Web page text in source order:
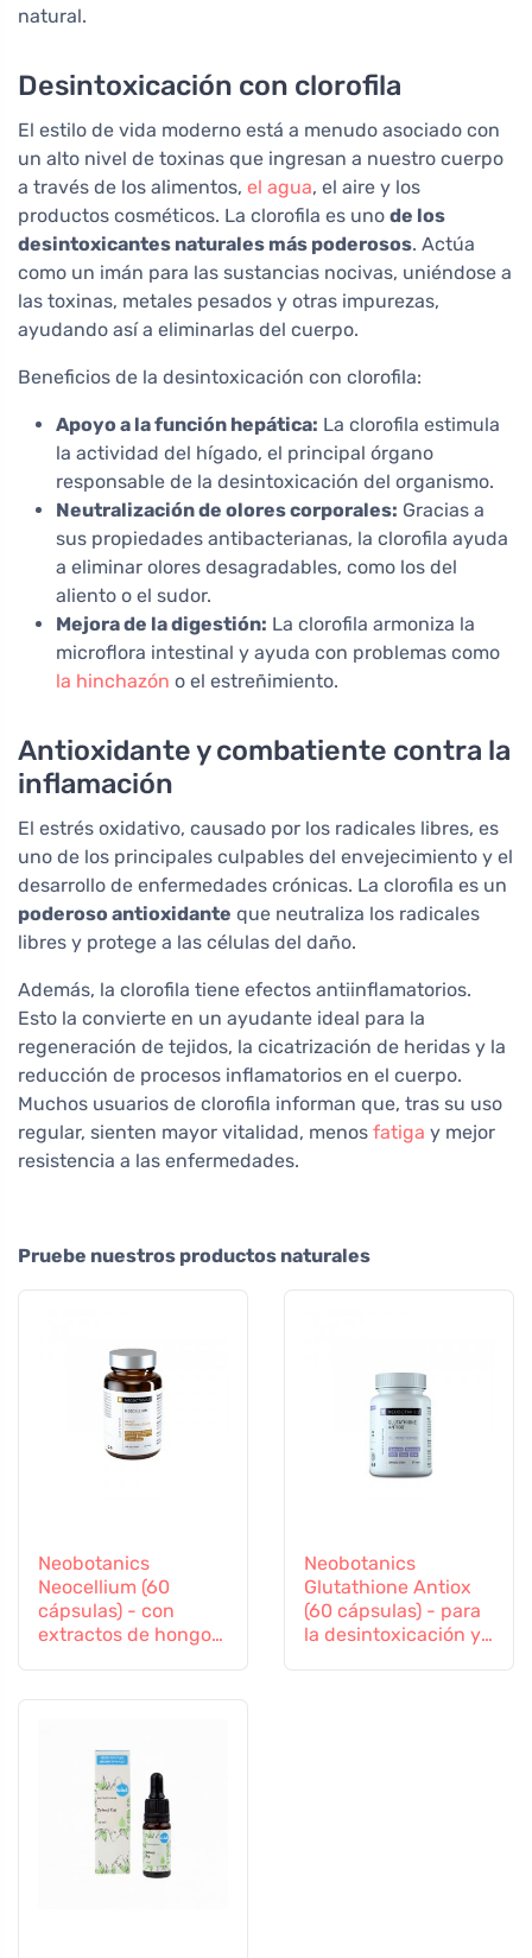
natural.
Desintoxicación con clorofila
El estilo de vida moderno está a menudo asociado con
un alto nivel de toxinas que ingresan a nuestro cuerpo
a través de los alimentos, el agua, el aire y los
productos cosméticos. La clorofila es uno de los
desintoxicantes naturales más poderosos. Actúa
como un imán para las sustancias nocivas, uniéndose a
las toxinas, metales pesados y otras impurezas,
ayudando así a eliminarlas del cuerpo.
Beneficios de la desintoxicación con clorofila:
Apoyo a la función hepática: La clorofila estimula
la actividad del hígado, el principal órgano
responsable de la desintoxicación del organismo.
Neutralización de olores corporales: Gracias a
sus propiedades antibacterianas, la clorofila ayuda
a eliminar olores desagradables, como los del
aliento o el sudor.
Mejora de la digestión: La clorofila armoniza la
microflora intestinal y ayuda con problemas como
la hinchazón o el estreñimiento.
Antioxidante y combatiente contra la
inflamación
El estrés oxidativo, causado por los radicales libres, es
uno de los principales culpables del envejecimiento y el
desarrollo de enfermedades crónicas. La clorofila es un
poderoso antioxidante que neutraliza los radicales
libres y protege a las células del daño.
Además, la clorofila tiene efectos antiinflamatorios.
Esto la convierte en un ayudante ideal para la
regeneración de tejidos, la cicatrización de heridas y la
reducción de procesos inflamatorios en el cuerpo.
Muchos usuarios de clorofila informan que, tras su uso
regular, sienten mayor vitalidad, menos fatiga y mejor
resistencia a las enfermedades.
Pruebe nuestros productos naturales
Neobotanics
Neocellium (60
cápsulas) - con
extractos de hongos
Neobotanics
Glutathione Antiox
(60 cápsulas) - para
la desintoxicación y